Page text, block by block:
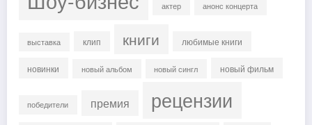
актер анонс концерта
выставка клип книги любимые книги
новинки новый альбом новый сингл новый фильм
победители премия рецензии